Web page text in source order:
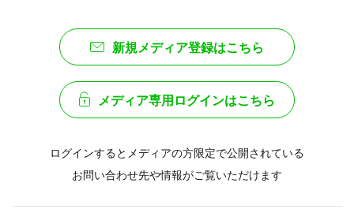
新規メディア登録はこちら
メディア専用ログインはこちら
ログインするとメディアの方限定で公開されている
お問い合わせ先や情報がご覧いただけます